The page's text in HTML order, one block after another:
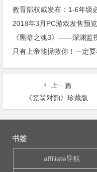
教育部权威发布：1-6年级
2018年3月PC游戏发售预览
《黑暗之魂3》——深渊监
只有上帝能拯救你！一定要
上一篇
《笠翁对韵》珍藏版
文
书签
affiliate导航